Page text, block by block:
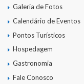
Galeria de Fotos
Calendário de Eventos
Pontos Turísticos
Hospedagem
Gastronomia
Fale Conosco